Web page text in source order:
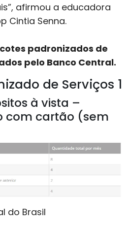
afirmou a educadora
Cintia Senna.
padronizados de
pelo Banco Central.
de Serviços 1
à vista –
com cartão (sem
do Brasil